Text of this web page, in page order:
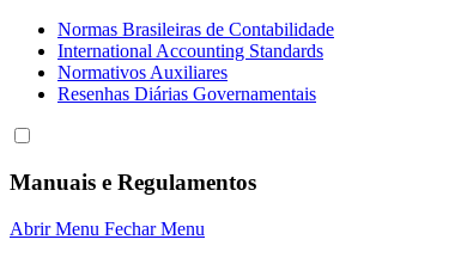
Normas Brasileiras de Contabilidade
International Accounting Standards
Normativos Auxiliares
Resenhas Diárias Governamentais
Manuais e Regulamentos
Abrir Menu Fechar Menu